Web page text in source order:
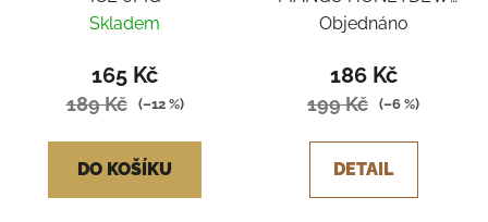
Skladem
165 Kč
189 Kč (–12 %)
DO KOŠÍKU
MARACUJA ICE
Objednáno
186 Kč
199 Kč (–6 %)
DETAIL